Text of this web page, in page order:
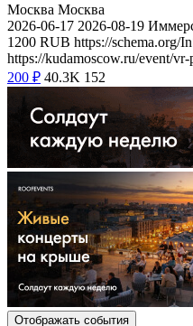
Москва Москва
2026-06-17 2026-08-19
1200 RUB https://schema.org/
https://kudamoscow.ru/event/vr-
200 ₽ 40.3K 152
Отображать события